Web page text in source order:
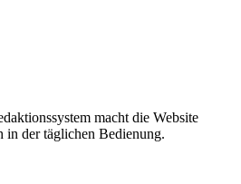
macht die Website
in der täglichen Bedienung.